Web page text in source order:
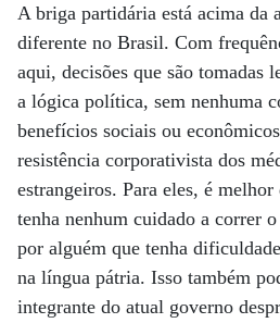
A briga partidária está acima da
diferente no Brasil. Com
aqui, decisões que são tomadas
a lógica política, sem nenhuma
benefícios sociais ou
resistência corporativista dos
estrangeiros. Para eles, é
tenha nenhum cuidado a correr
por alguém que tenha
na língua pátria. Isso também
integrante do atual governo